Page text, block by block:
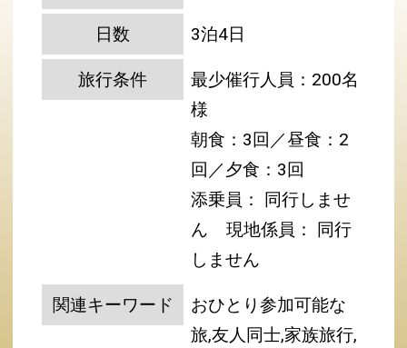
日数 3泊4日
旅行条件
最少催行人員：200名
様
朝食：3回／昼食：2
回／夕食：3回
添乗員： 同行しませ
ん
現地係員： 同行
しません
関連キーワード
おひとり参加可能な
旅,友人同士,家族旅行,